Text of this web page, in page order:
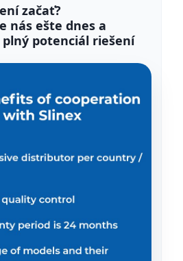
začať?
nás ešte dnes a
potenciál riešení